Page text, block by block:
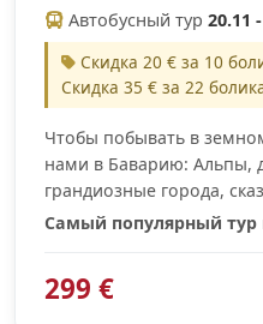
Автобусный тур 20.11
Скидка 20 € за 10
Скидка 35 € за 22
Чтобы побывать в
нами в Баварию: Альпы,
грандиозные города,
Самый популярный тур
299 €